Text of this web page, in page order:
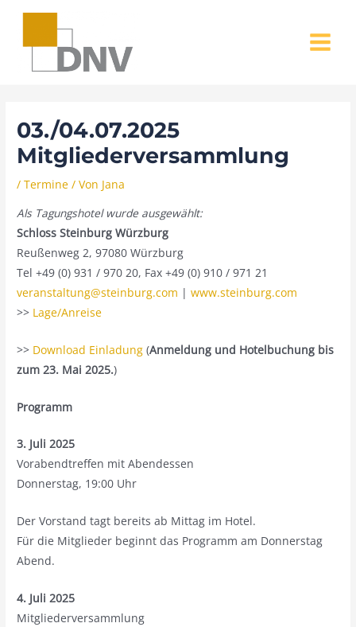
Zum
springen
MENU
03./04.07.2025
Mitgliederversammlung
/Termine / Von Jana
Als Tagungshotel wurde ausgewählt:
Schloss Steinburg Würzburg
Reußenweg 2, 97080 Würzburg
Tel +49 (0) 931 / 970 20, Fax +49 (0) 910 / 971 21
veranstaltung@steinburg.com |www.steinburg.com
>> Lage/Anreise
>> Download Einladung (Anmeldung und Hotelbuchung bis
zum 23. Mai 2025.)
Programm
3. Juli 2025
Vorabendtreffen mit Abendessen
Donnerstag, 19:00 Uhr
Der Vorstand tagt bereits ab Mittag im Hotel.
Für die Mitglieder beginnt das Programm am Donnerstag
Abend.
4. Juli 2025
Mitgliederversammlung